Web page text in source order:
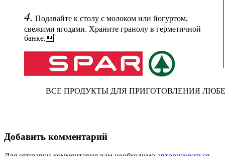
4. Подавайте к столу с молоком или йогуртом,
свежими ягодами. Храните гранолу в герметичной
банке.
ВСЕ ПРОДУКТЫ ДЛЯ ПРИГОТОВЛЕНИЯ
Добавить комментарий